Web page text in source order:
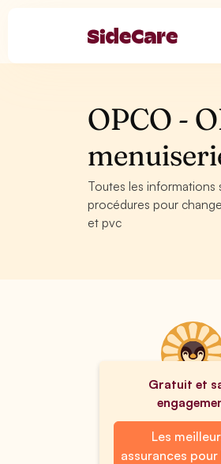
OPCO -
Toutes les informations
procédures pour
et pvc
Gratuit et
Les
assurances